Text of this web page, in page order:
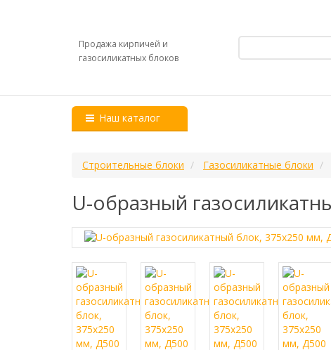
Продажа кирпичей и
газосиликатных блоков
Наш каталог
Строительные блоки Газосиликатные блоки
U-образный